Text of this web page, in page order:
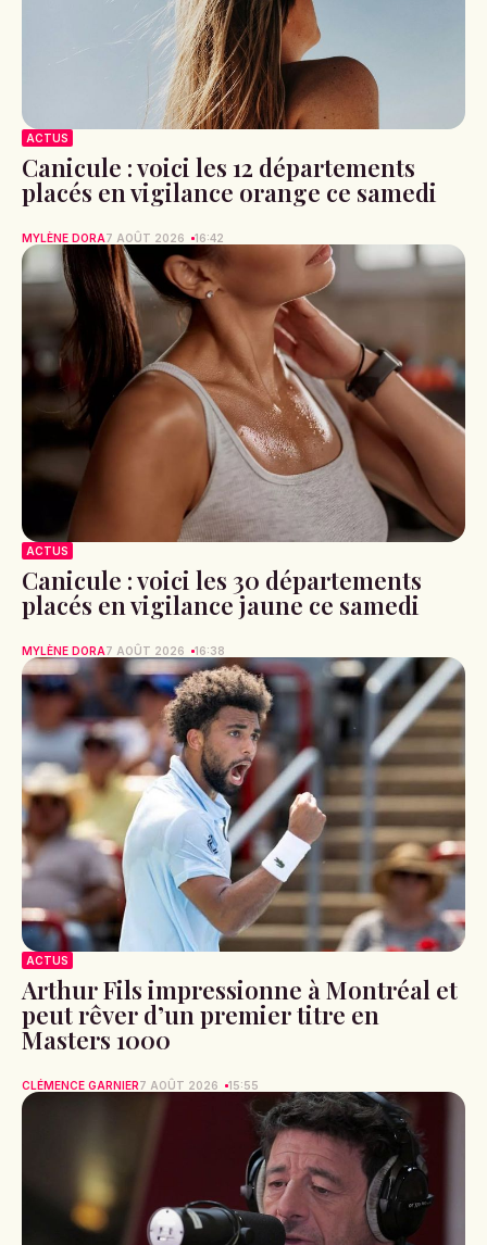
ACTUS
Canicule : voici les 12 départements
placés en vigilance orange ce samedi
MYLÈNE DORA7 AOÛT 2026 16:42
ACTUS
Canicule : voici les 30 départements
placés en vigilance jaune ce samedi
MYLÈNE DORA7 AOÛT 2026 16:38
ACTUS
Arthur Fils impressionne à Montréal et
peut rêver d’un premier titre en
Masters 1000
CLÉMENCE GARNIER7 AOÛT 2026 15:55